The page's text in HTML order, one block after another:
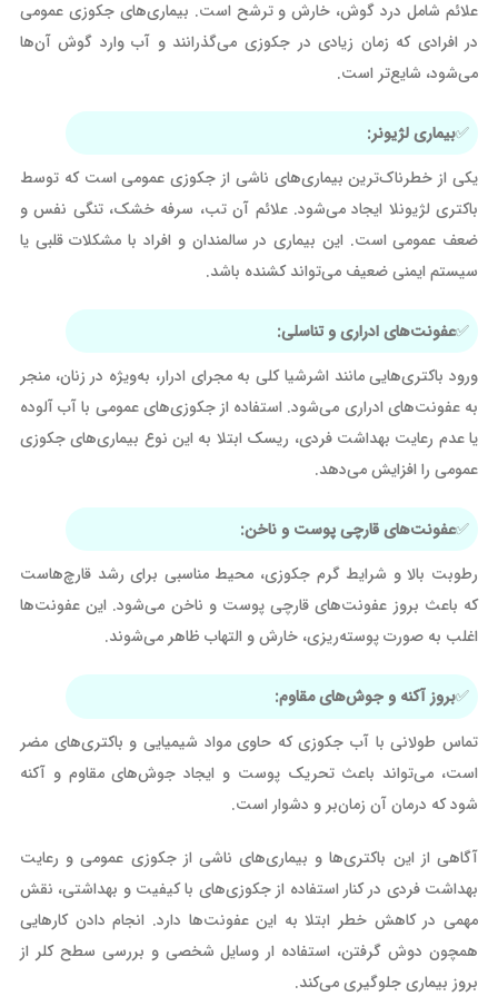
علائم شامل درد گوش، خارش و ترشح است. بیماری‌های جکوزی عمومی
در افرادی که زمان زیادی در جکوزی می‌گذرانند و آب وارد گوش آن‌ها
می‌شود، شایع‌تر است.
بیماری لژیونر:
یکی از خطرناک‌ترین بیماری‌های ناشی از جکوزی عمومی است که توسط
باکتری لژیونلا ایجاد می‌شود. علائم آن تب، سرفه خشک، تنگی نفس و
ضعف عمومی است. این بیماری در سالمندان و افراد با مشکلات قلبی یا
سیستم ایمنی ضعیف می‌تواند کشنده باشد.
عفونت‌های ادراری و تناسلی:
ورود باکتری‌هایی مانند اشرشیا کلی به مجرای ادرار، به‌ویژه در زنان، منجر
به عفونت‌های ادراری می‌شود. استفاده از جکوزی‌های عمومی با آب آلوده
یا عدم رعایت بهداشت فردی، ریسک ابتلا به این نوع بیماری‌های جکوزی
عمومی را افزایش می‌دهد.
عفونت‌های قارچی پوست و ناخن:
رطوبت بالا و شرایط گرم جکوزی، محیط مناسبی برای رشد قارچ‌هاست
که باعث بروز عفونت‌های قارچی پوست و ناخن می‌شود. این عفونت‌ها
اغلب به صورت پوسته‌ریزی، خارش و التهاب ظاهر می‌شوند.
بروز آکنه و جوش‌های مقاوم:
تماس طولانی با آب جکوزی که حاوی مواد شیمیایی و باکتری‌های مضر
است، می‌تواند باعث تحریک پوست و ایجاد جوش‌های مقاوم و آکنه
شود که درمان آن زمان‌بر و دشوار است.
آگاهی از این باکتری‌ها و بیماری‌های ناشی از جکوزی عمومی و رعایت
بهداشت فردی در کنار استفاده از جکوزی‌های با کیفیت و بهداشتی، نقش
مهمی در کاهش خطر ابتلا به این عفونت‌ها دارد. انجام دادن کارهایی
همچون دوش گرفتن، استفاده ار وسایل شخصی و بررسی سطح کلر از
بروز بیماری جلوگیری می‌کند.